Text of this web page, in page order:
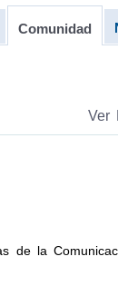
Comunidad
Ver
de la